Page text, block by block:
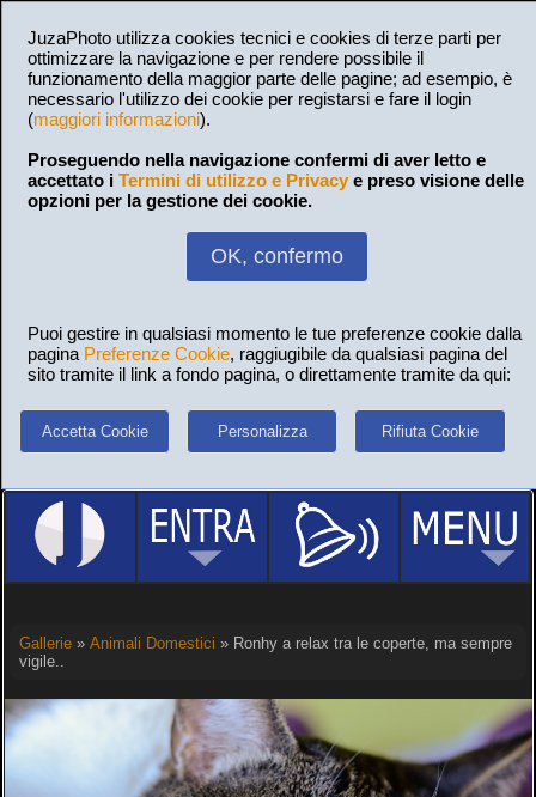
JuzaPhoto utilizza cookies tecnici e cookies di terze parti per
ottimizzare la navigazione e per rendere possibile il
funzionamento della maggior parte delle pagine; ad esempio, è
necessario l'utilizzo dei cookie per registarsi e fare il login
(maggiori informazioni).
Proseguendo nella navigazione confermi di aver letto e
accettato i Termini di utilizzo e Privacy e preso visione delle
opzioni per la gestione dei cookie.
OK, confermo
Puoi gestire in qualsiasi momento le tue preferenze cookie dalla
pagina Preferenze Cookie, raggiugibile da qualsiasi pagina del
sito tramite il link a fondo pagina, o direttamente tramite da qui:
Accetta Cookie Personalizza Rifiuta Cookie
Gallerie» Animali Domestici » Ronhy a relax tra le coperte, ma sempre
vigile..